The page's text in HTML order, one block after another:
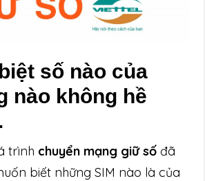
số nào của
nào không hề
trình chuyển mạng giữ số đã
biết những SIM nào là của